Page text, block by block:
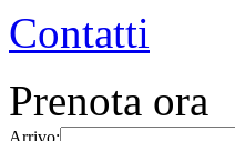
Contatti
Prenota ora
Arrivo: